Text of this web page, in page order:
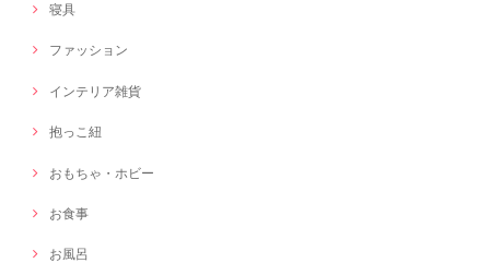
寝具
ファッション
インテリア雑貨
抱っこ紐
おもちゃ・ホビー
お食事
お風呂